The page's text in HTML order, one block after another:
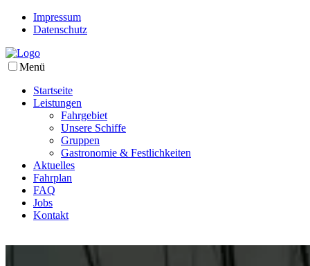
Impressum
Datenschutz
Menü
Startseite
Leistungen
Fahrgebiet
Unsere Schiffe
Gruppen
Gastronomie & Festlichkeiten
Aktuelles
Fahrplan
FAQ
Jobs
Kontakt